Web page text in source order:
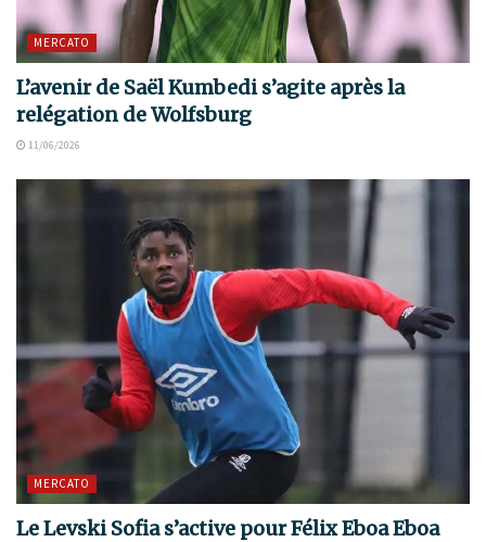
MERCATO
L’avenir de Saël Kumbedi s’agite après la
relégation de Wolfsburg
11/06/2026
MERCATO
Le Levski Sofia s’active pour Félix Eboa Eboa